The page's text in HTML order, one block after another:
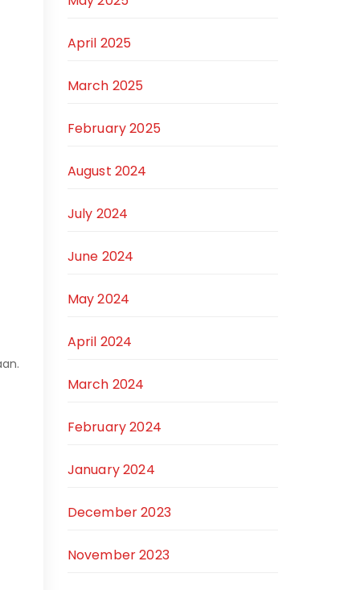
April 2025
March 2025
February 2025
August 2024
July 2024
June 2024
May 2024
April 2024
March 2024
February 2024
January 2024
December 2023
November 2023